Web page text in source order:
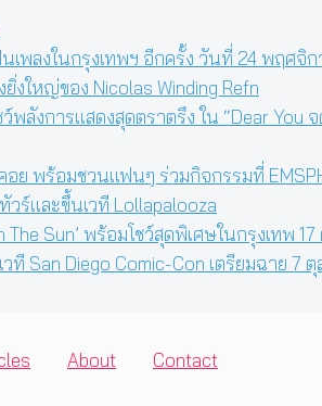
พลงในกรุงเทพฯ อีกครั้ง วันที่ 24 พฤศจิ
งใหญ่ของ Nicolas Winding Refn
งการแสดงสุดตราตรึง ใน “Dear You
ย พร้อมชวนแฟนๆ ร่วมกิจกรรมที่
ร์และขึ้นเวที Lollapalooza
The Sun’ พร้อมโชว์สุดพิเศษในกรุงเทพ
ที San Diego Comic-Con เตรียมฉาย 7
About Contact